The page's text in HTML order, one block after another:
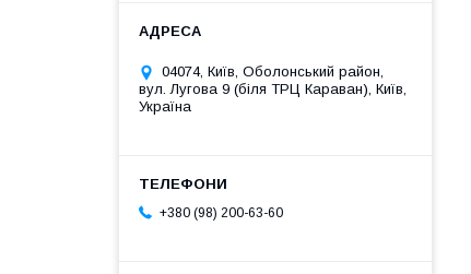
04074, Київ, Оболонський район,
вул. Лугова 9 (біля ТРЦ Караван), Київ,
Україна
+380 (98) 200-63-60